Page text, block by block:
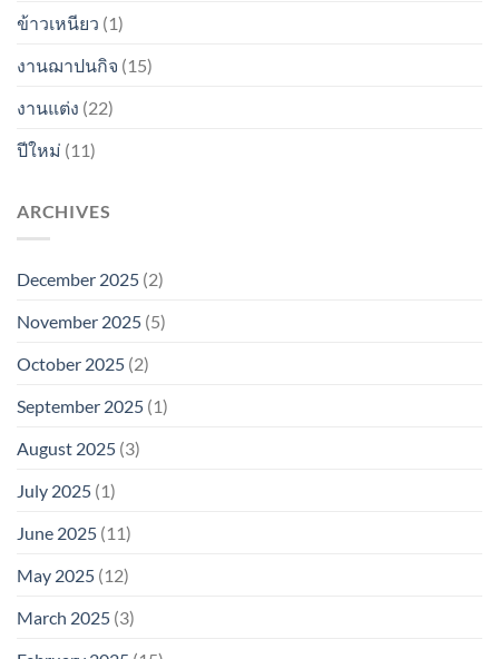
ข้าวเหนียว (1)
งานฌาปนกิจ (15)
งานแต่ง (22)
ปีใหม่ (11)
ARCHIVES
December 2025 (2)
November 2025 (5)
October 2025 (2)
September 2025 (1)
August 2025 (3)
July 2025 (1)
June 2025 (11)
May 2025 (12)
March 2025 (3)